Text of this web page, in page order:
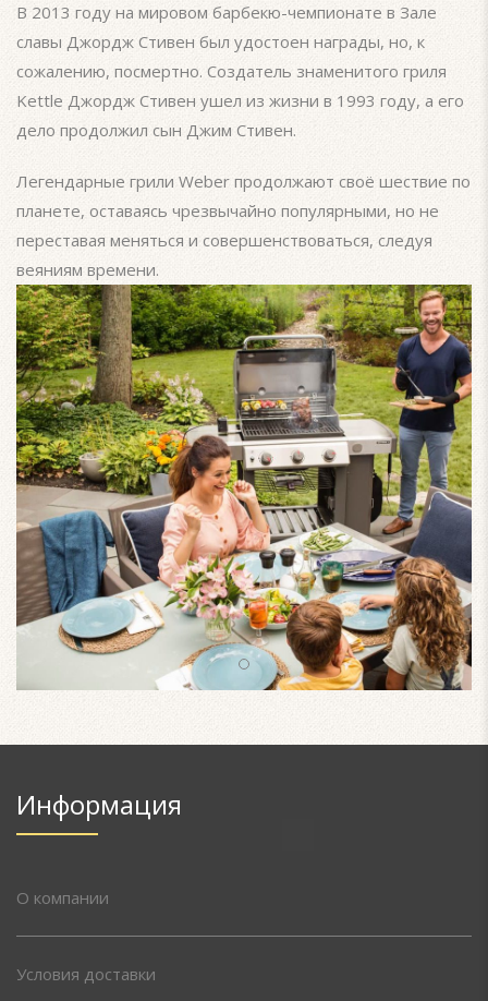
В 2013 году на мировом барбекю-чемпионате в Зале
славы Джордж Стивен был удостоен награды, но, к
сожалению, посмертно. Создатель знаменитого гриля
Kettle Джордж Стивен ушел из жизни в 1993 году, а его
дело продолжил сын Джим Стивен.
Легендарные грили Weber продолжают своё шествие по
планете, оставаясь чрезвычайно популярными, но не
переставая меняться и совершенствоваться, следуя
веяниям времени.
Информация
О компании
Условия доставки